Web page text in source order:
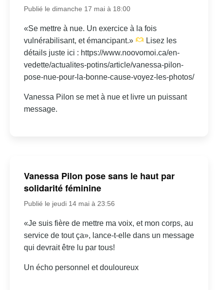
Publié le dimanche 17 mai à 18:00
«Se mettre à nue. Un exercice à la fois
vulnérabilisant, et émancipant.»
Lisez les
détails juste ici : https://www.noovomoi.ca/en-
vedette/actualites-potins/article/vanessa-pilon-
pose-nue-pour-la-bonne-cause-voyez-les-photos/
Vanessa Pilon se met à nue et livre un puissant
message.
Vanessa Pilon pose sans le haut par
solidarité féminine
Publié le jeudi 14 mai à 23:56
«Je suis fière de mettre ma voix, et mon corps, au
service de tout ça», lance-t-elle dans un message
qui devrait être lu par tous!
Un écho personnel et douloureux